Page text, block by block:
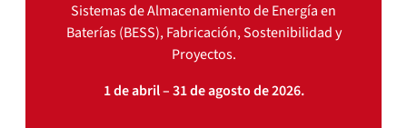
Sistemas de Almacenamiento de Energía en
Baterías (BESS), Fabricación, Sostenibilidad y
Proyectos.
1 de abril – 31 de agosto de 2026.